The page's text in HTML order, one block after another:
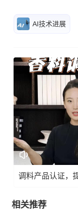
AI技术进展
调料产品认证，
相关推荐